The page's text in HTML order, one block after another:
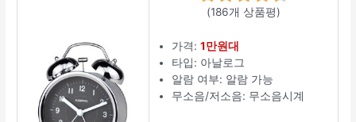
(186개 상품평)
가격:1만원대
타입: 아날로그
알람 여부: 알람 가능
무소음/저소음: 무소음시계